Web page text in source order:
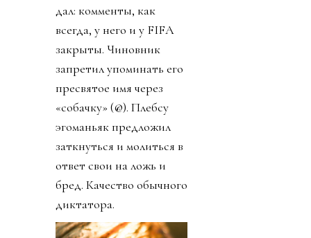
дал: комменты, как
всегда, у него и у FIFA
закрыты. Чиновник
запретил упоминать его
пресвятое имя через
«собачку» (@). Плебсу
эгоманьяк предложил
заткнуться и молиться в
ответ свои на ложь и
бред. Качество обычного
диктатора.